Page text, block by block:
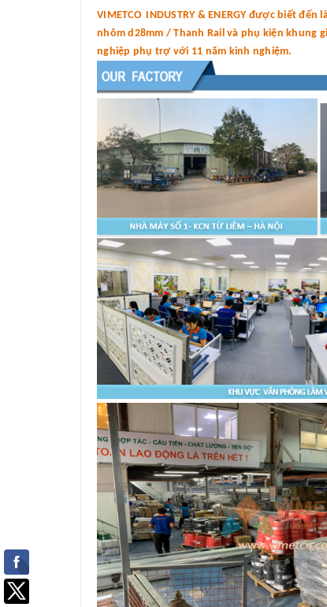
VIMETCO INDUSTRY & ENERGY được biết
nhôm d28mm / Thanh Rail và phụ kiện khung
nghiệp phụ trợ với 11 năm kinh nghiệm.